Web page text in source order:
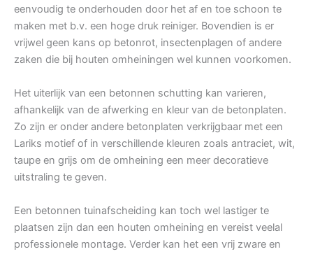
eenvoudig te onderhouden door het af en toe schoon te
maken met b.v. een hoge druk reiniger. Bovendien is er
vrijwel geen kans op betonrot, insectenplagen of andere
zaken die bij houten omheiningen wel kunnen voorkomen.
Het uiterlijk van een betonnen schutting kan varieren,
afhankelijk van de afwerking en kleur van de betonplaten.
Zo zijn er onder andere betonplaten verkrijgbaar met een
Lariks motief of in verschillende kleuren zoals antraciet, wit,
taupe en grijs om de omheining een meer decoratieve
uitstraling te geven.
Een betonnen tuinafscheiding kan toch wel lastiger te
plaatsen zijn dan een houten omheining en vereist veelal
professionele montage. Verder kan het een vrij zware en